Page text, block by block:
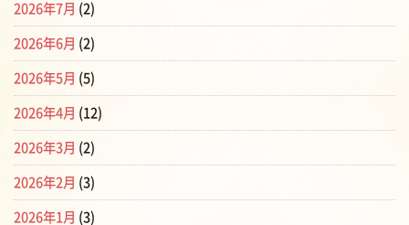
2026年7月 (2)
2026年6月 (2)
2026年5月 (5)
2026年4月 (12)
2026年3月 (2)
2026年2月 (3)
2026年1月 (3)